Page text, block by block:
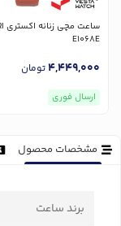
E1068E
4,449,000تومان
ارسال فوری
مشخصات محصول
برند ساعت